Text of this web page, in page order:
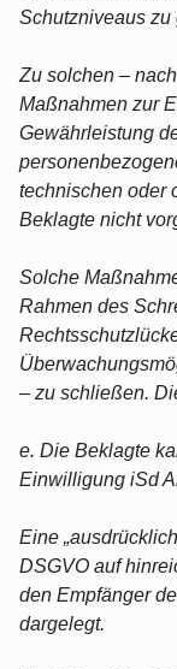
Schutzniveaus zu
Zu solchen –
Maßnahmen zur
Gewährleistung
technischen oder
Beklagte nicht
Solche
Rahmen des
– zu schließen.
e. Die Beklagte
Einwilligung iSd
Eine
DSGVO auf
den Empfänger
dargelegt.